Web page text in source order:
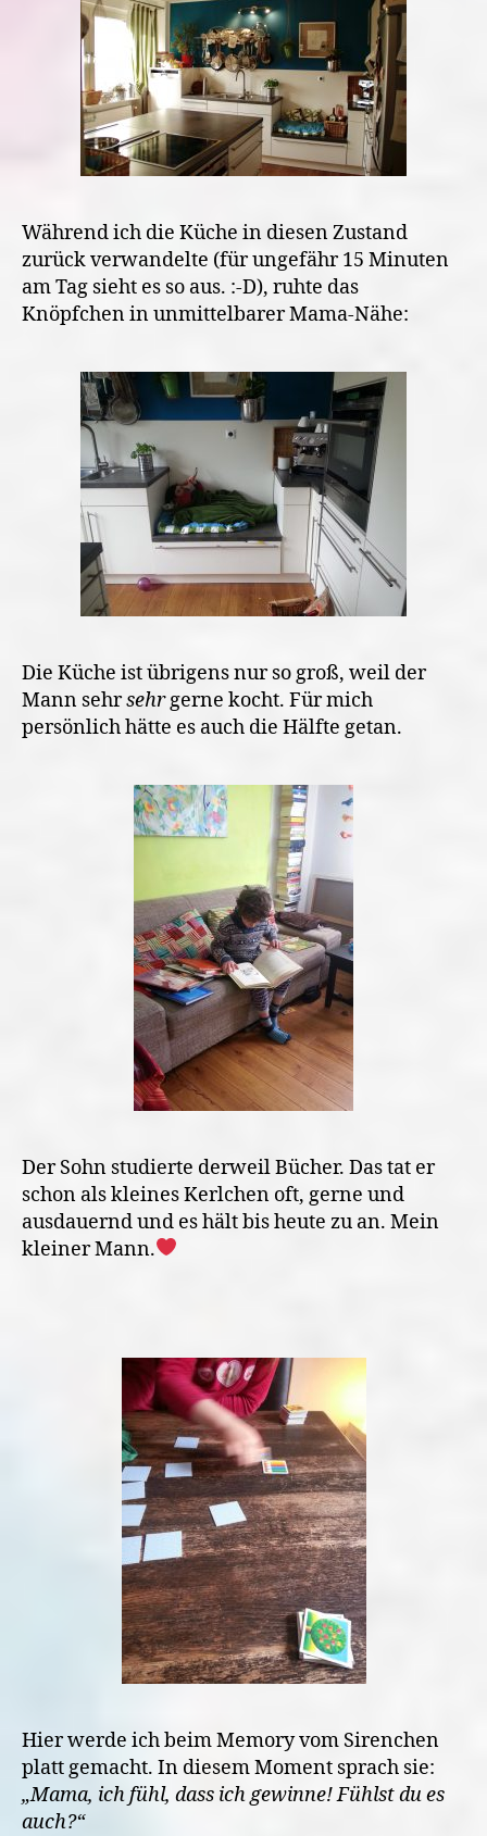
Während ich die Küche in diesen Zustand
zurück verwandelte (für ungefähr 15 Minuten
am Tag sieht es so aus. :-D), ruhte das
Knöpfchen in unmittelbarer Mama-Nähe:
Die Küche ist übrigens nur so groß, weil der
Mann sehrsehrgerne kocht. Für mich
persönlich hätte es auch die Hälfte getan.
Der Sohn studierte derweil Bücher. Das tat er
schon als kleines Kerlchen oft, gerne und
ausdauernd und es hält bis heute zu an. Mein
kleiner Mann.
Hier werde ich beim Memory vom Sirenchen
platt gemacht. In diesem Moment sprach sie:
„Mama, ich fühl, dass ich gewinne! Fühlst du es
auch?“